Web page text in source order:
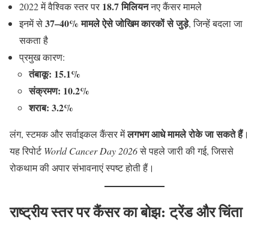
2022 में वैश्विक स्तर पर 18.7 मिलियननए कैंसर मामले
इनमें से37–40% मामले ऐसे जोखिम कारकों से जुड़े, जिन्हें बदला जा
सकता है
प्रमुख कारण:
तंबाकू: 15.1%
संक्रमण: 10.2%
शराब: 3.2%
लंग, स्टमक और सर्वाइकल कैंसर मेंलगभग आधे मामले रोके जा सकते हैं।
यह रिपोर्टWorld Cancer Day 2026से पहले जारी की गई, जिससे
रोकथाम की अपार संभावनाएं स्पष्ट होती हैं।
राष्ट्रीय स्तर पर कैंसर का बोझ: ट्रेंड और चिंता